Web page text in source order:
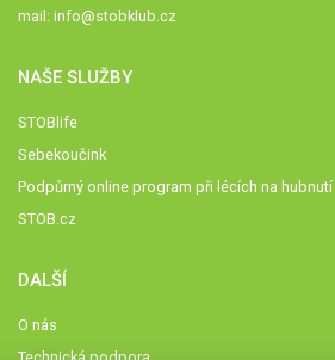
mail: info@stobklub.cz
NAŠE SLUŽBY
STOBlife
Sebekoučink
Podpůrný online program při lécích na hubnutí
STOB.cz
DALŠÍ
O nás